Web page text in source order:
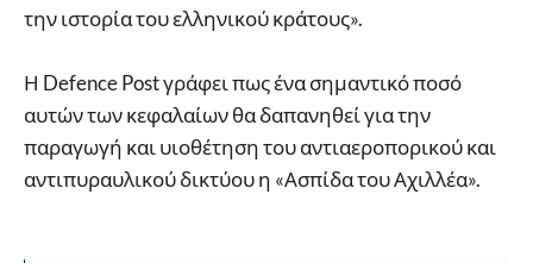
την ιστορία του ελληνικού κράτους».
Η Defence Post γράφει πως ένα σημαντικό ποσό
αυτών των κεφαλαίων θα δαπανηθεί για την
παραγωγή και υιοθέτηση του αντιαεροπορικού και
αντιπυραυλικού δικτύου η «Ασπίδα του Αχιλλέα».